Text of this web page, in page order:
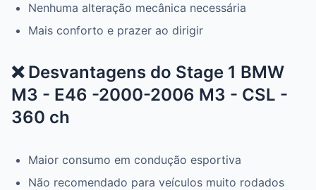
Nenhuma alteração mecânica necessária
Mais conforto e prazer ao dirigir
❌ Desvantagens do Stage 1 BMW
M3 - E46 -2000-2006 M3 - CSL -
360 ch
Maior consumo em condução esportiva
Não recomendado para veículos muito rodados